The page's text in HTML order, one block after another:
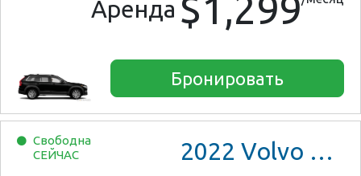
Аренда
Бронировать
Свободна
СЕЙЧАС
2022 Volvo XC60